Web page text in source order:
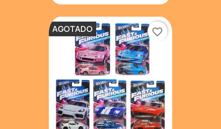
AGOTADO favorite_border